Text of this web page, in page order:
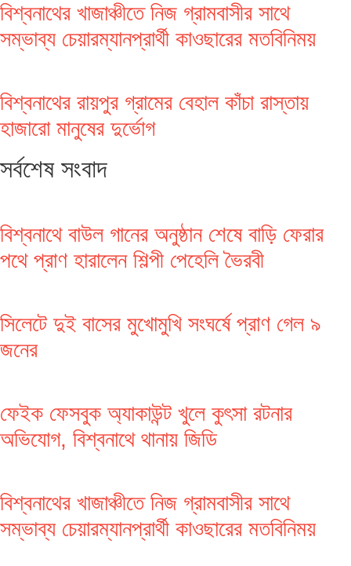
বিশ্বনাথের খাজাঞ্চীতে নিজ গ্রামবাসীর সাথে
সম্ভাব্য চেয়ারম্যানপ্রার্থী কাওছারের মতবিনিময়
বিশ্বনাথের রায়পুর গ্রামের বেহাল কাঁচা রাস্তায়
হাজারো মানুষের দুর্ভোগ
সর্বশেষ সংবাদ
বিশ্বনাথে বাউল গানের অনুষ্ঠান শেষে বাড়ি ফেরার
পথে প্রাণ হারালেন শিল্পী পেহেলি ভৈরবী
সিলেটে দুই বাসের মুখোমুখি সংঘর্ষে প্রাণ গেল ৯
জনের
ফেইক ফেসবুক অ্যাকাউন্ট খুলে কুৎসা রটনার
অভিযোগ, বিশ্বনাথে থানায় জিডি
বিশ্বনাথের খাজাঞ্চীতে নিজ গ্রামবাসীর সাথে
সম্ভাব্য চেয়ারম্যানপ্রার্থী কাওছারের মতবিনিময়